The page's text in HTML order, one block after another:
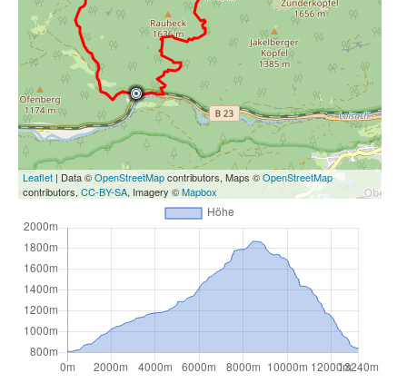
Leaflet | Data ©OpenStreetMapcontributors, Maps ©OpenStreetMap
contributors, CC-BY-SA, Imagery ©Mapbox